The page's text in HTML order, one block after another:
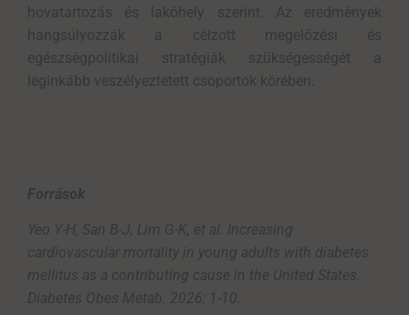
hovatartozás és lakóhely szerint. Az eredmények
hangsúlyozzák a célzott megelőzési és
egészségpolitikai stratégiák szükségességét a
leginkább veszélyeztetett csoportok körében.
Források
Yeo Y-H, San B-J, Lim G-K, et al. Increasing
cardiovascular mortality in young adults with diabetes
mellitus as a contributing cause in the United States.
Diabetes Obes Metab. 2026; 1-10.